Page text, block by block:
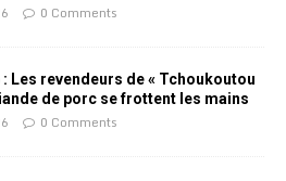
0 Comments
: Les revendeurs de « Tchoukoutou
de porc se frottent les mains
0 Comments